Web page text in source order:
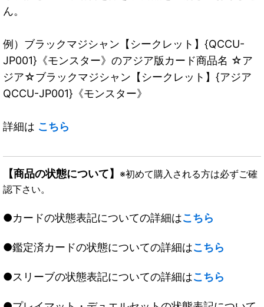
ん。
例）ブラックマジシャン【シークレット】{QCCU-
JP001}《モンスター》のアジア版カード商品名 ☆ア
ジア☆ブラックマジシャン【シークレット】{アジア
QCCU-JP001}《モンスター》
詳細は こちら
【商品の状態について】 ※初めて購入される方は必ずご確
認下さい。
●カードの状態表記についての詳細はこちら
●鑑定済カードの状態についての詳細はこちら
●スリーブの状態表記についての詳細はこちら